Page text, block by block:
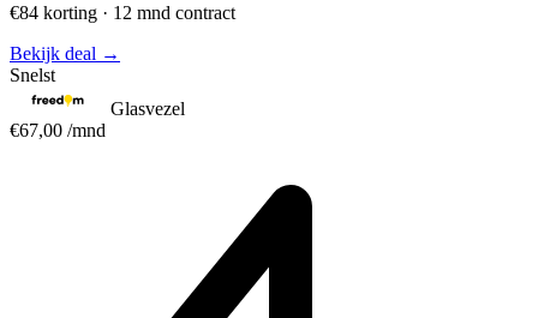
€84 korting · 12 mnd contract
Bekijk deal →
Snelst
Glasvezel
€67,00 /mnd